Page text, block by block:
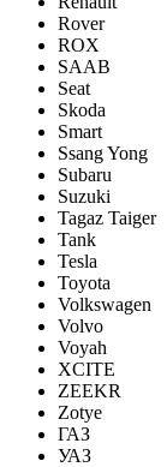
Rover
ROX
SAAB
Seat
Skoda
Smart
Ssang Yong
Subaru
Suzuki
Tagaz Taiger
Tank
Tesla
Toyota
Volkswagen
Volvo
Voyah
XCITE
ZEEKR
Zotye
ГАЗ
УАЗ